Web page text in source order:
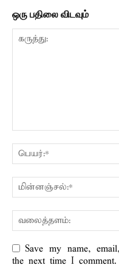
ஒரு பதிலை விடவும்
Save my name,
the next time I comment.